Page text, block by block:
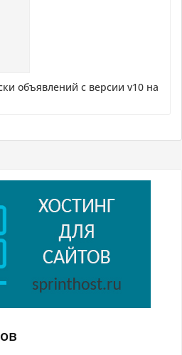
объявлений с версии v10 на